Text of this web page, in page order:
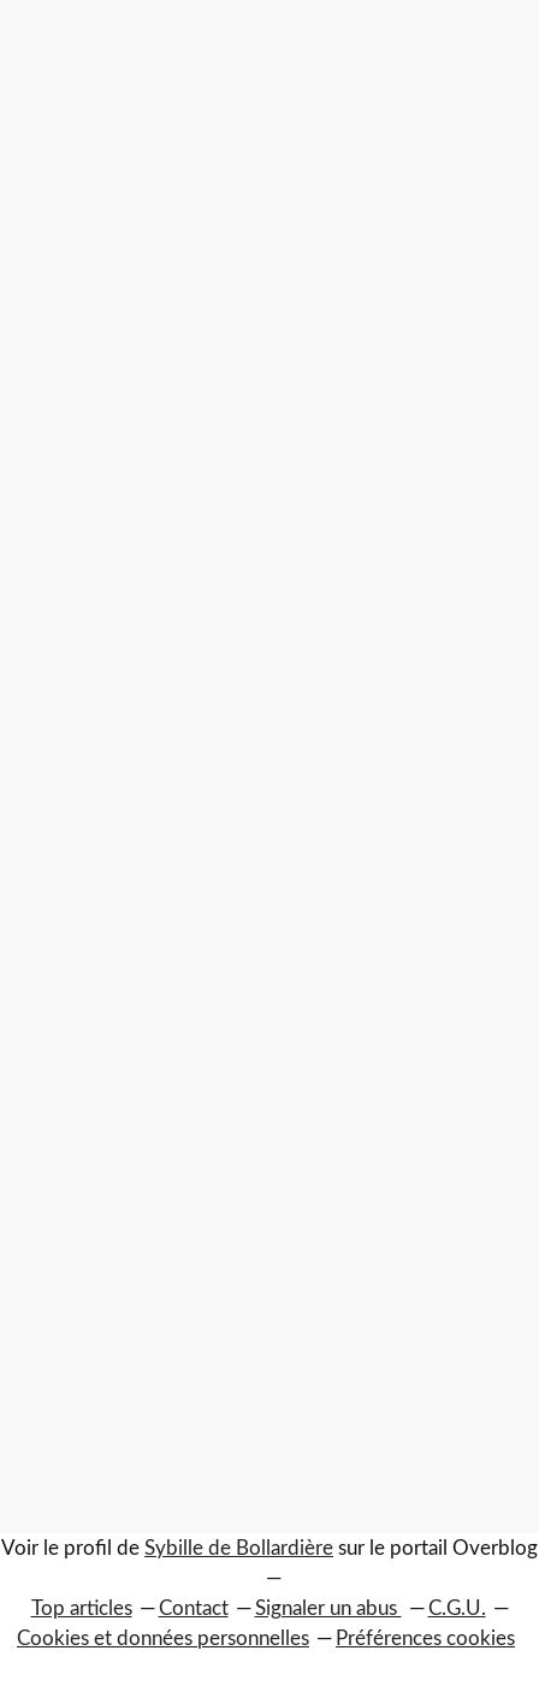
Voir le profil de Sybille de Bollardière sur le portail Overblog
Top articles Contact Signaler un abus
C.G.U.
Cookies et données personnelles
Préférences cookies